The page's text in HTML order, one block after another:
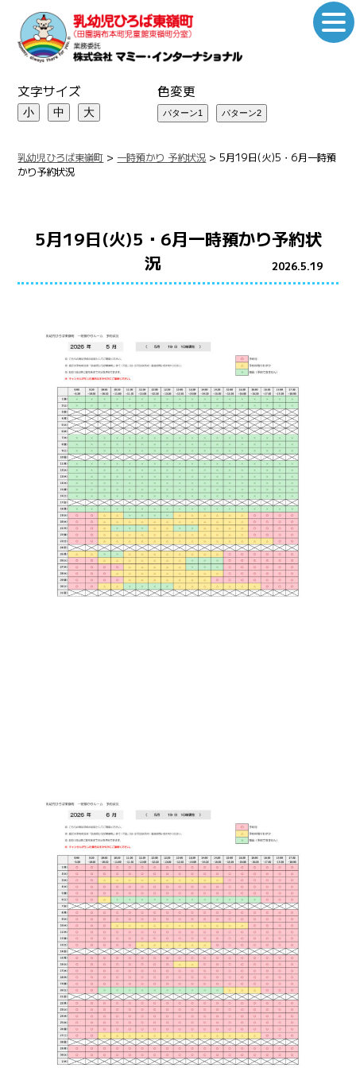
文字サイズ
小 中 大
色変更
乳幼児ひろば東嶺町 > 一時預かり 予約状況 >5月19日(火)5・6月一時預
かり予約状況
5月19日(火)5・6月一時預かり予約状
況
2026.5.19